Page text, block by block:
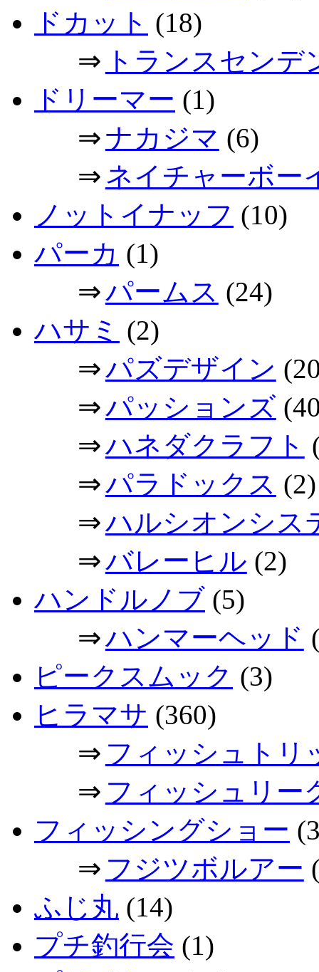
ドカット (18)
⇒ トランスセンデ
ドリーマー (1)
⇒ナカジマ (6)
⇒ ネイチャーボー
ノットイナッフ (10)
パーカ (1)
⇒パームス (24)
ハサミ (2)
⇒パズデザイン
⇒パッションズ
⇒ハネダクラフト
⇒パラドックス (2)
⇒ハルシオンシス
⇒バレーヒル (2)
ハンドルノブ (5)
⇒ハンマーヘッド
ピークスムック (3)
ヒラマサ (360)
⇒ フィッシュトリ
⇒ フィッシュリー
フィッシングショー
⇒ フジツボルアー
ふじ丸 (14)
プチ釣行会 (1)